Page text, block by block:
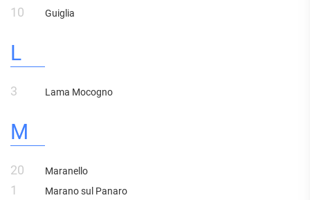
10 Guiglia
L
3 Lama Mocogno
M
20 Maranello
1 Marano sul Panaro